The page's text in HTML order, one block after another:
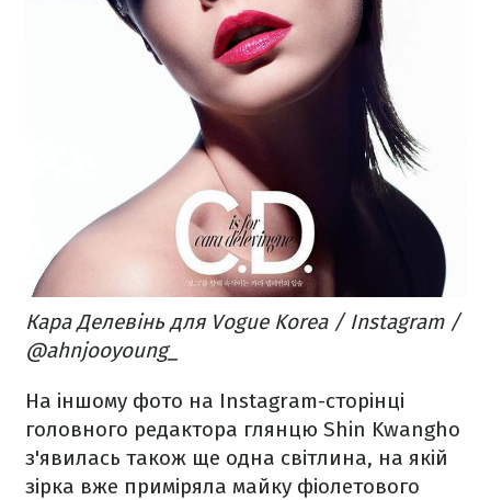
Кара Делевінь для Vogue Korea / Instagram /
@ahnjooyoung_
На іншому фото на Instagram-сторінці
головного редактора глянцю Shin Kwangho
з'явилась також ще одна світлина, на якій
зірка вже приміряла майку фіолетового